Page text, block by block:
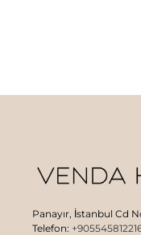
Panayır, İstanbul Cd
Telefon: